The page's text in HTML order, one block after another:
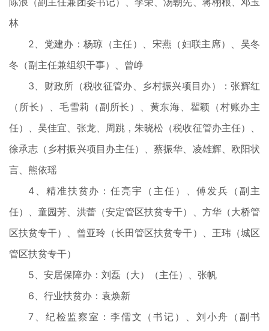
林
2、党建办：杨琼（主任）、宋燕（妇联主席）、吴冬
冬（副主任兼组织干事）、曾峥
3、财政所（税收征管办、乡村振兴项目办）：张辉红
（所长）、毛雪莉（副所长）、黄东海、瞿颖（村账办主
任）、吴佳宜、张龙、周跳，朱晓松（税收征管办主任）、
徐承志（乡村振兴项目办主任）、蔡振华、凌雄辉、欧阳状
言、熊依瑶
4、精准扶贫办：任亮宇（主任）、傅发兵（副主
任）、童园芳、洪蕾（安定管区扶贫专干）、方华（大桥管
区扶贫专干）、曾亚玲（长田管区扶贫专干）、王玮（城区
管区扶贫专干）
5、安居保障办：刘磊（大）（主任）、张帆
6、行业扶贫办：袁焕新
7、纪检监察室：李儒文（书记）、刘小舟（副书